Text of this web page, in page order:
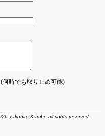
何時でも取り止め可能)
Takahiro Kambe all rights reserved.